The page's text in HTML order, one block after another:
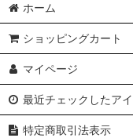
ホーム
ショッピングカート
マイページ
最近チェックしたア
特定商取引法表示